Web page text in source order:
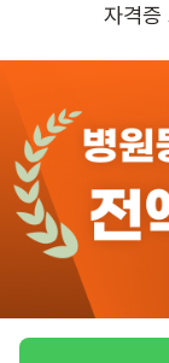
관심
2일전등록
반
자격증